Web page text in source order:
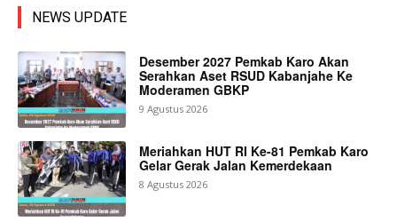
NEWS UPDATE
Desember 2027 Pemkab Karo Akan
Serahkan Aset RSUD Kabanjahe Ke
Moderamen GBKP
9 Agustus 2026
Meriahkan HUT RI Ke-81 Pemkab Karo
Gelar Gerak Jalan Kemerdekaan
8 Agustus 2026